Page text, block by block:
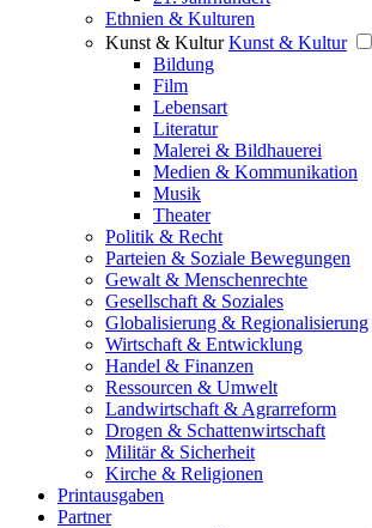
Ethnien & Kulturen
Kunst & Kultur Kunst & Kultur
Bildung
Film
Lebensart
Literatur
Malerei & Bildhauerei
Medien & Kommunikation
Musik
Theater
Politik & Recht
Parteien & Soziale Bewegungen
Gewalt & Menschenrechte
Gesellschaft & Soziales
Globalisierung & Regionalisierung
Wirtschaft & Entwicklung
Handel & Finanzen
Ressourcen & Umwelt
Landwirtschaft & Agrarreform
Drogen & Schattenwirtschaft
Militär & Sicherheit
Kirche & Religionen
Printausgaben
Partner